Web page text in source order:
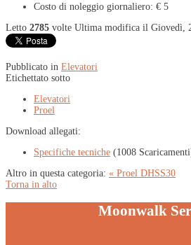
Costo di noleggio giornaliero: € 5
Letto 2785 volte Ultima modifica il Giovedì,
Pubblicato in Elevatori
Etichettato sotto
Elevatori
Proel
Download allegati:
Specifiche tecniche (1008
Altro in questa categoria: « Proel DHSS30
Torna in alto
Moonwalk